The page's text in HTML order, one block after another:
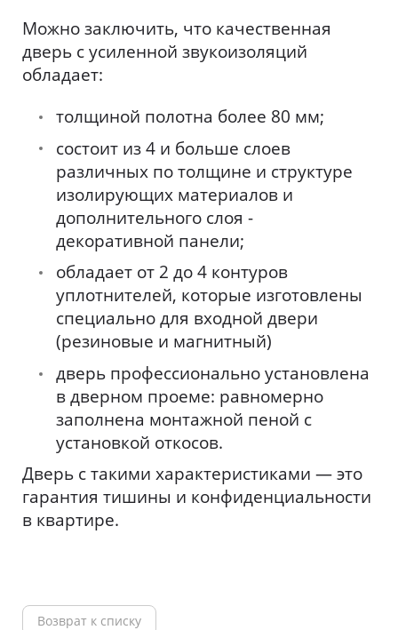
Можно заключить, что качественная
дверь с усиленной звукоизоляций
обладает:
толщиной полотна более 80 мм;
состоит из 4 и больше слоев
различных по толщине и структуре
изолирующих материалов и
дополнительного слоя -
декоративной панели;
обладает от 2 до 4 контуров
уплотнителей, которые изготовлены
специально для входной двери
(резиновые и магнитный)
дверь профессионально установлена
в дверном проеме: равномерно
заполнена монтажной пеной с
установкой откосов.
Дверь с такими характеристиками — это
гарантия тишины и конфиденциальности
в квартире.
Возврат к списку